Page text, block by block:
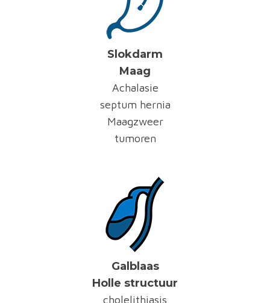
Slokdarm
Maag
Achalasie
septum hernia
Maagzweer
tumoren
Galblaas
Holle structuur
cholelithiasis